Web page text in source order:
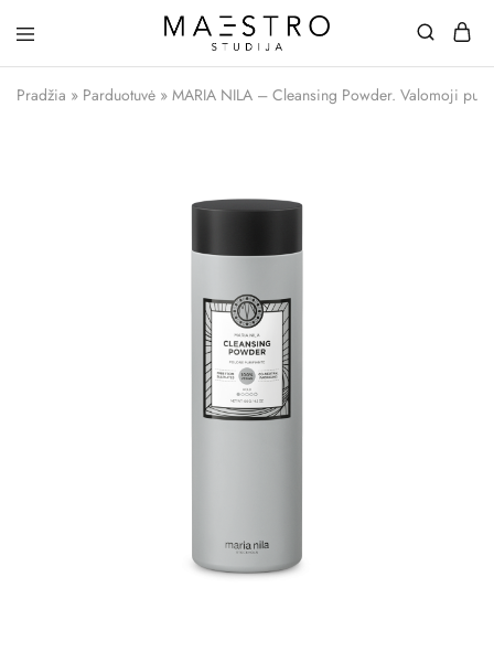
Studija
Pradžia » Parduotuvė » MARIA NILA – Cleansing Powder. Valomoji